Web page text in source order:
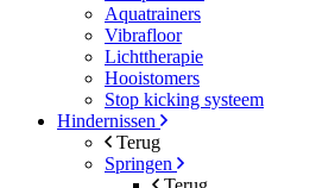
Aquatrainers
Vibrafloor
Lichttherapie
Hooistomers
Stop kicking systeem
Hindernissen
Terug
Springen